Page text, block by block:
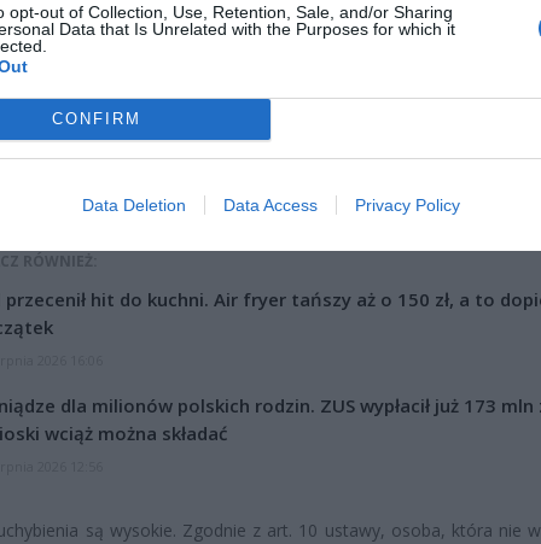
opt-out of Collection, Use, Retention, Sale, and/or Sharing
Data that Is Unrelated with the Purposes for which it
CONFIRM
Data Deletion Data Access Privacy Policy
ad
RÓWNIEŻ:
przecenił hit do kuchni. Air fryer tańszy aż o 150 zł, a to
dla milionów polskich rodzin. ZUS wypłacił już 173 mln
wciąż można składać
są wysokie. Zgodnie z art. 10 ustawy, osoba, która nie